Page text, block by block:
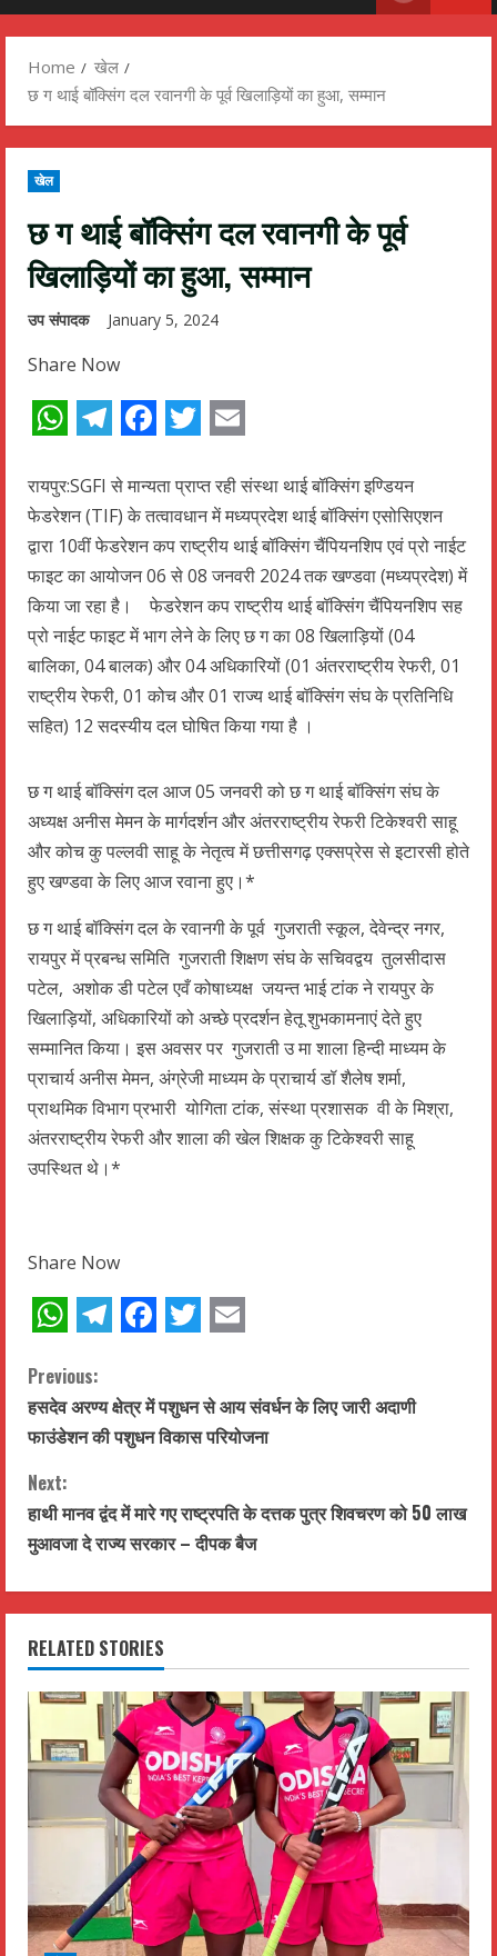
Home
खेल
छ ग थाई बॉक्सिंग दल रवानगी के पूर्व खिलाड़ियों का हुआ, सम्मान
खेल
छ ग थाई बॉक्सिंग दल रवानगी के पूर्व
खिलाड़ियों का हुआ, सम्मान
उप संपादक January 5, 2024
Share Now
रायपुर:SGFI से मान्यता प्राप्त रही संस्था थाई बॉक्सिंग इण्डियन
फेडरेशन (TIF) के तत्वावधान में मध्यप्रदेश थाई बॉक्सिंग एसोसिएशन
द्वारा 10वीं फेडरेशन कप राष्ट्रीय थाई बॉक्सिंग चैंपियनशिप एवं प्रो नाईट
फाइट का आयोजन 06 से 08 जनवरी 2024 तक खण्डवा (मध्यप्रदेश) में
किया जा रहा है। फेडरेशन कप राष्ट्रीय थाई बॉक्सिंग चैंपियनशिप सह
प्रो नाईट फाइट में भाग लेने के लिए छ ग का 08 खिलाड़ियों (04
बालिका, 04 बालक) और 04 अधिकारियों (01 अंतरराष्ट्रीय रेफरी, 01
राष्ट्रीय रेफरी, 01 कोच और 01 राज्य थाई बॉक्सिंग संघ के प्रतिनिधि
सहित) 12 सदस्यीय दल घोषित किया गया है ।
छ ग थाई बॉक्सिंग दल आज 05 जनवरी को छ ग थाई बॉक्सिंग संघ के
अध्यक्ष अनीस मेमन के मार्गदर्शन और अंतरराष्ट्रीय रेफरी टिकेश्वरी साहू
और कोच कु पल्लवी साहू के नेतृत्व में छत्तीसगढ़ एक्सप्रेस से इटारसी होते
हुए खण्डवा के लिए आज रवाना हुए।*
छ ग थाई बॉक्सिंग दल के रवानगी के पूर्व गुजराती स्कूल, देवेन्द्र नगर,
रायपुर में प्रबन्ध समिति गुजराती शिक्षण संघ के सचिवद्वय तुलसीदास
पटेल, अशोक डी पटेल एवँ कोषाध्यक्ष जयन्त भाई टांक ने रायपुर के
खिलाड़ियों, अधिकारियों को अच्छे प्रदर्शन हेतू शुभकामनाएं देते हुए
सम्मानित किया। इस अवसर पर गुजराती उ मा शाला हिन्दी माध्यम के
प्राचार्य अनीस मेमन, अंग्रेजी माध्यम के प्राचार्य डॉ शैलेष शर्मा,
प्राथमिक विभाग प्रभारी योगिता टांक, संस्था प्रशासक वी के मिश्रा,
अंतरराष्ट्रीय रेफरी और शाला की खेल शिक्षक कु टिकेश्वरी साहू
उपस्थित थे।*
Share Now
C
o
n
t
i
n
u
e
R
e
d
i
Previous:
हसदेव अरण्य क्षेत्र में पशुधन से आय संवर्धन के लिए जारी अदाणी
फाउंडेशन की पशुधन विकास परियोजना
Next:
हाथी मानव द्वंद में मारे गए राष्ट्रपति के दत्तक पुत्र शिवचरण को 50 लाख
मुआवजा दे राज्य सरकार – दीपक बैज
RELATED STORIES